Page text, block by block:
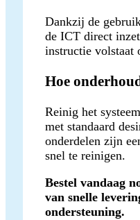
Dankzij de
de ICT direct
instructie volstaat
Hoe
Reinig het
met standaard
onderdelen zijn
snel te reinigen.
Bestel vandaag
van snelle
ondersteuning.